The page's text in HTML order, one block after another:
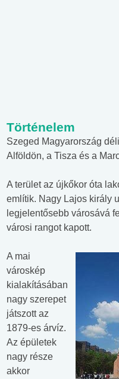
Történelem
Szeged Magyarország
Alföldön, a Tisza és a
A terület az újkőkor óta
említik. Nagy Lajos király
legjelentősebb városává
városi rangot kapott.
A mai
városkép
kialakításában
nagy szerepet
játszott az
1879-es árvíz.
Az épületek
nagy része
akkor